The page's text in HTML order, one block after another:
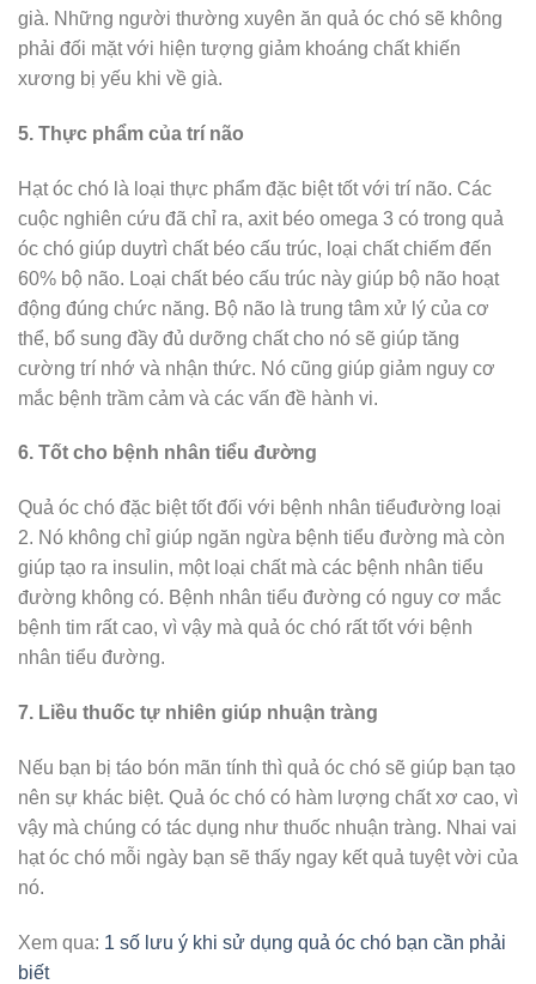
già. Những người thường xuyên ăn quả óc chó sẽ không
phải đối mặt với hiện tượng giảm khoáng chất khiến
xương bị yếu khi về già.
5. Thực phẩm của trí não
Hạt óc chó là loại thực phẩm đặc biệt tốt với trí não. Các
cuộc nghiên cứu đã chỉ ra, axit béo omega 3 có trong quả
óc chó giúp duytrì chất béo cấu trúc, loại chất chiếm đến
60% bộ não. Loại chất béo cấu trúc này giúp bộ não hoạt
động đúng chức năng. Bộ não là trung tâm xử lý của cơ
thể, bổ sung đầy đủ dưỡng chất cho nó sẽ giúp tăng
cường trí nhớ và nhận thức. Nó cũng giúp giảm nguy cơ
mắc bệnh trầm cảm và các vấn đề hành vi.
6. Tốt cho bệnh nhân tiểu đường
Quả óc chó đặc biệt tốt đối với bệnh nhân tiểuđường loại
2. Nó không chỉ giúp ngăn ngừa bệnh tiểu đường mà còn
giúp tạo ra insulin, một loại chất mà các bệnh nhân tiểu
đường không có. Bệnh nhân tiểu đường có nguy cơ mắc
bệnh tim rất cao, vì vậy mà quả óc chó rất tốt với bệnh
nhân tiểu đường.
7. Liều thuốc tự nhiên giúp nhuận tràng
Nếu bạn bị táo bón mãn tính thì quả óc chó sẽ giúp bạn tạo
nên sự khác biệt. Quả óc chó có hàm lượng chất xơ cao, vì
vậy mà chúng có tác dụng như thuốc nhuận tràng. Nhai vai
hạt óc chó mỗi ngày bạn sẽ thấy ngay kết quả tuyệt vời của
nó.
Xem qua: 1 số lưu ý khi sử dụng quả óc chó bạn cần phải
biết